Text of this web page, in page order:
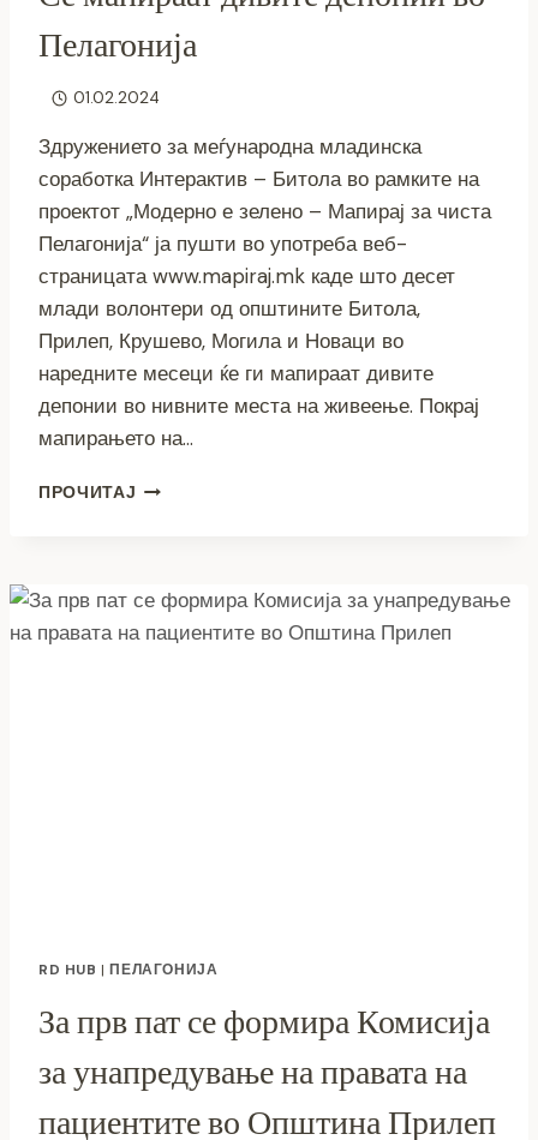
Пелагонија
01.02.2024
Здружението за меѓународна младинска
соработка Интерактив – Битола во рамките на
проектот „Модерно е зелено – Мапирај за чиста
Пелагонија“ ја пушти во употреба веб-
страницата www.mapiraj.mk каде што десет
млади волонтери од општините Битола,
Прилеп, Крушево, Могила и Новаци во
наредните месеци ќе ги мапираат дивите
депонии во нивните места на живеење. Покрај
мапирањето на…
ПРОЧИТАЈ СЕ
ПЕЛАГОНИЈА
RD HUB |ПЕЛАГОНИЈА
За прв пат се формира Комисија
за унапредување на правата на
пациентите во Општина Прилеп